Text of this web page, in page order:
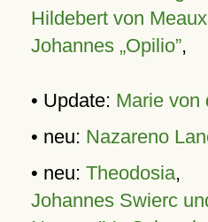
Hildebert von Meaux
Johannes „Opilio”,
• Update: Marie von
• neu: Nazareno
• neu: Theodosia,
Johannes Swierc